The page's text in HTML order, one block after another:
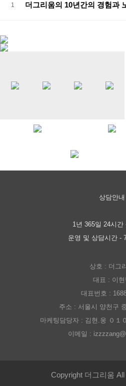
1 더그리움의 10년간의 경험과
상담안내
1년 365일 24시간
운영 및 상담시간 -
상호 : 더그
대표 : 이현
대표번호 :
주소 : 서울시 양천구
마케팅담당자 : 김현.웅 ０１
이메일 :
Copyright 더그리움